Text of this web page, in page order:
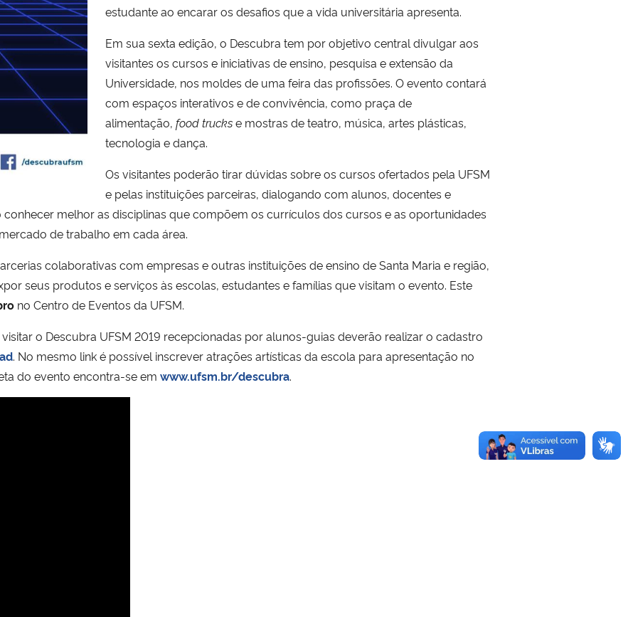
estudante ao encarar os desafios que a vida universitária apresenta.
Em sua sexta edição, o Descubra tem por objetivo central divulgar aos
visitantes os cursos e iniciativas de ensino, pesquisa e extensão da
Universidade, nos moldes de uma feira das profissões. O evento contará
com espaços interativos e de convivência, como praça de
alimentação, food truckse mostras de teatro, música, artes plásticas,
tecnologia e dança.
Os visitantes poderão tirar dúvidas sobre os cursos ofertados pela UFSM
e pelas instituições parceiras, dialogando com alunos, docentes e
melhor as disciplinas que compõem os currículos dos cursos e as oportunidades
de trabalho em cada área.
colaborativas com empresas e outras instituições de ensino de Santa Maria e região,
seus produtos e serviços às escolas, estudantes e famílias que visitam o evento. Este
no Centro de Eventos da UFSM.
o Descubra UFSM 2019 recepcionadas por alunos-guias deverão realizar o cadastro
. No mesmo link é possível inscrever atrações artísticas da escola para apresentação no
do evento encontra-se em www.ufsm.br/descubra.